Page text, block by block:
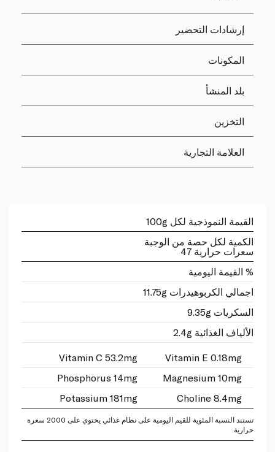
إرشادات التحضير
المكونات
بلد المنشأ
التخزين
العلامة التجارية
القيمة النموذجية لكل 100g
الكمية لكل حصة من الوجبة
سعرات حرارية 47
% القيمة اليومية
اجمالي الكربوهيدرات 11.75g
السكريات 9.35g
الألياف الغذائية 2.4g
Vitamin C 53.2mg
Vitamin E 0.18mg
Phosphorus 14mg
Magnesium 10mg
Potassium 181mg
Choline 8.4mg
تستند النسبة المئوية للقيم اليومية على نظام غذائي يحتوي على 2000 سعرة
حرارية.